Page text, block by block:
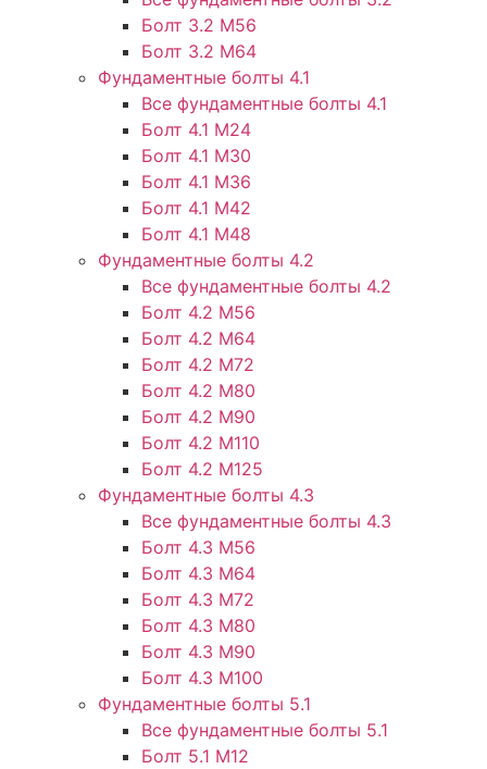
Болт 3.2 М56
Болт 3.2 М64
Фундаментные болты 4.1
Все фундаментные болты 4.1
Болт 4.1 М24
Болт 4.1 М30
Болт 4.1 М36
Болт 4.1 М42
Болт 4.1 М48
Фундаментные болты 4.2
Все фундаментные болты 4.2
Болт 4.2 М56
Болт 4.2 М64
Болт 4.2 М72
Болт 4.2 М80
Болт 4.2 М90
Болт 4.2 М110
Болт 4.2 М125
Фундаментные болты 4.3
Все фундаментные болты 4.3
Болт 4.3 М56
Болт 4.3 М64
Болт 4.3 М72
Болт 4.3 М80
Болт 4.3 М90
Болт 4.3 М100
Фундаментные болты 5.1
Все фундаментные болты 5.1
Болт 5.1 М12